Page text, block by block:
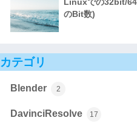
Linuxでの32bit/
のBit数)
カテゴリ
Blender 2
DavinciResolve 17